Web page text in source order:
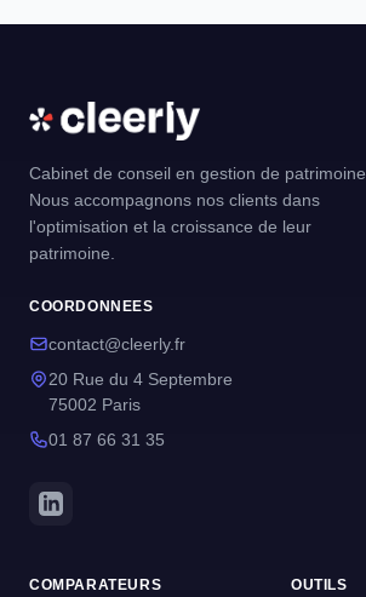
Cabinet de conseil en gestion de patrimoine.
Nous accompagnons nos clients dans
l'optimisation et la croissance de leur
patrimoine.
COORDONNEES
contact@cleerly.fr
20 Rue du 4 Septembre
75002 Paris
01 87 66 31 35
COMPARATEURS OUTILS